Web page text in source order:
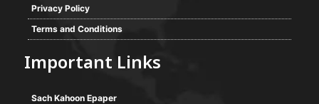
Privacy Policy
Terms and Conditions
Important Links
Sach Kahoon Epaper